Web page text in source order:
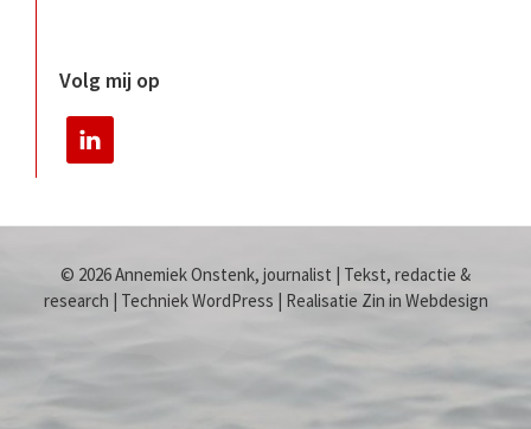
Volg mij op
© 2026 Annemiek Onstenk, journalist | Tekst, redactie &
research | Techniek WordPress | Realisatie Zin in Webdesign